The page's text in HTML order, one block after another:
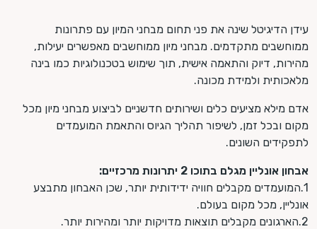
עידן הדיגיטל שינה את פני תחום מבחני המיון עם פתרונות
ממוחשבים מתקדמים. מבחני מיון ממוחשבים מאפשרים יעילות,
מהירות, דיוק והתאמה אישית, תוך שימוש בטכנולוגיות כמו בינה
מלאכותית ולמידת מכונה.
אדם מילא מציעים כלים ושירותים חדשניים לביצוע מבחני מיון מכל
מקום ובכל זמן, לשיפור תהליך הגיוס והתאמת המועמדים
לתפקידים השונים.
אבחון אונליין מגלם בתוכו 2 יתרונות מרכזיים:
1.המועמדים מקבלים חוויה ידידותית יותר, שכן האבחון מתבצע
אונליין, מכל מקום בעולם.
2.הארגונים מקבלים תוצאות מדויקות יותר ומהירות יותר.